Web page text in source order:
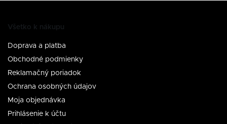
Všetko k nákupu
Doprava a platba
Obchodné podmienky
Reklamačný poriadok
Ochrana osobných údajov
Moja objednávka
Prihlásenie k účtu